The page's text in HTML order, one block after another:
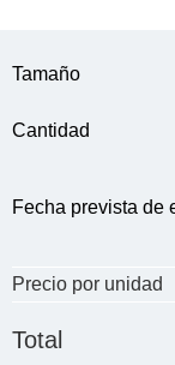
Tamaño
Cantidad
Fecha prevista de
Precio por unidad
Total